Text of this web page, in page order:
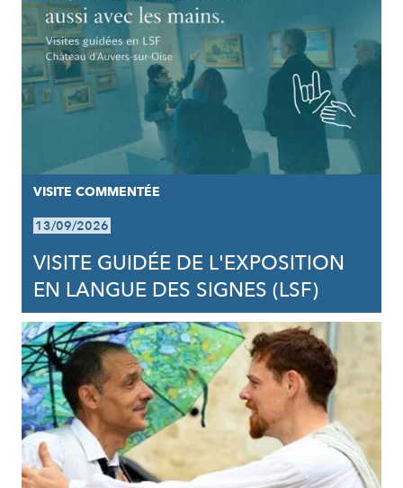
VISITE COMMENTÉE
13/09/2026
VISITE GUIDÉE DE L'EXPOSITION
EN LANGUE DES SIGNES (LSF)